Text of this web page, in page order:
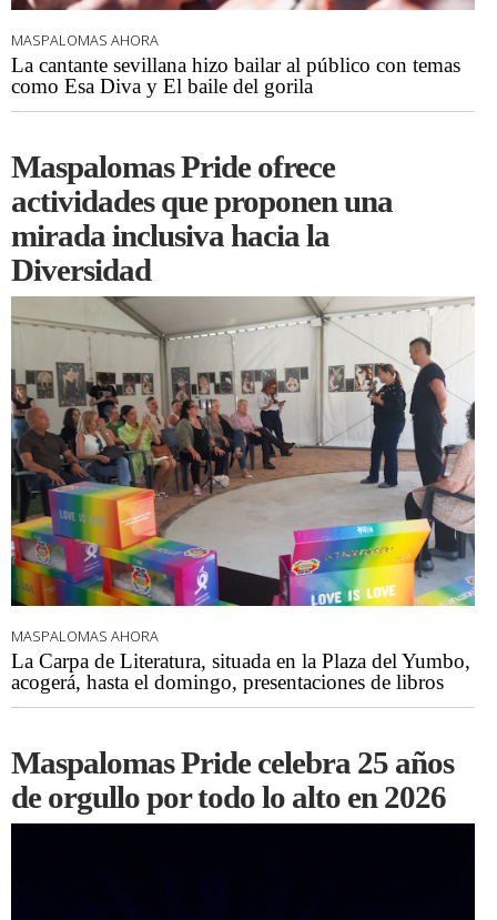
MASPALOMAS AHORA
La cantante sevillana hizo bailar al público con temas
como Esa Diva y El baile del gorila
Maspalomas Pride ofrece
actividades que proponen una
mirada inclusiva hacia la
Diversidad
MASPALOMAS AHORA
La Carpa de Literatura, situada en la Plaza del Yumbo,
acogerá, hasta el domingo, presentaciones de libros
Maspalomas Pride celebra 25 años
de orgullo por todo lo alto en 2026